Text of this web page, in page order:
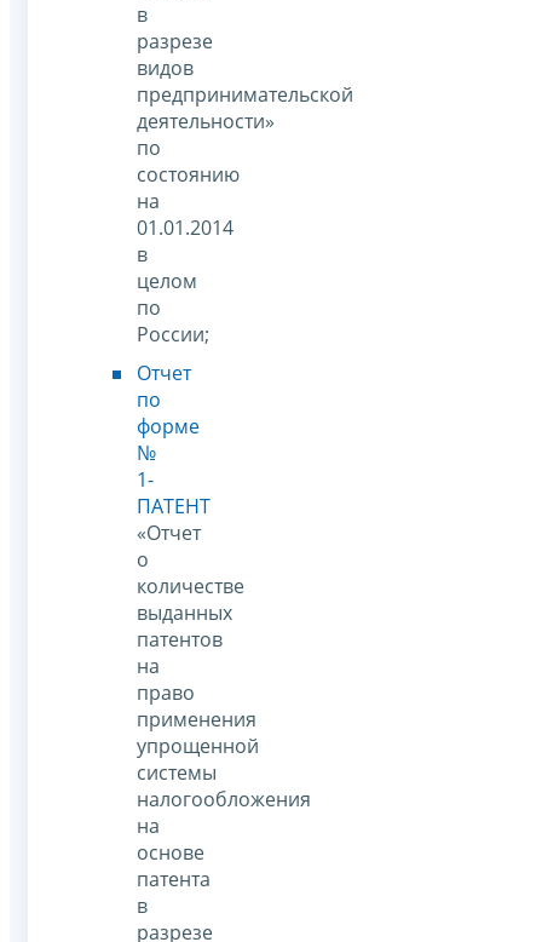
в
разрезе
видов
предпринимательской
деятельности»
по
состоянию
на
01.01.2014
в
целом
по
России;
Отчет
по
форме
№
1-
ПАТЕНТ
«Отчет
о
количестве
выданных
патентов
на
право
применения
упрощенной
системы
налогообложения
на
основе
патента
в
разрезе